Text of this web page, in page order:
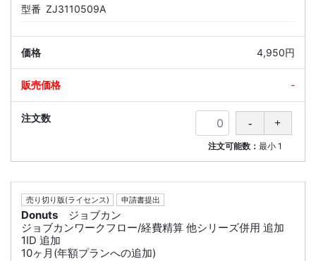
型番 ZJ3110509A
4,950円
-
注文可能数：最小 1
売り切り版(ライセンス) 申請書提出
Donuts
ジョブカン
ジョブカンワークフロー/経費精算 他シリーズ併用 追加
1ID 追加
10ヶ月(年額プランへの追加)